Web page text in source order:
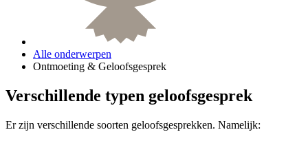
Alle onderwerpen
Ontmoeting & Geloofsgesprek
Verschillende typen geloofsgesprek
Er zijn verschillende soorten geloofsgesprekken. Namelijk: